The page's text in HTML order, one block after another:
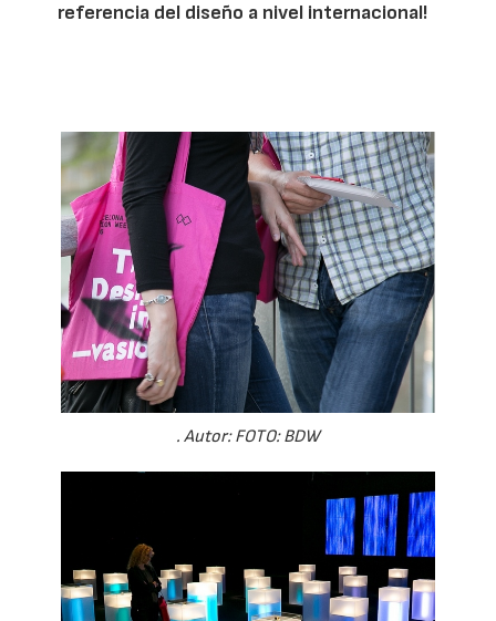
referencia del diseño a nivel internacional!
. Autor: FOTO: BDW